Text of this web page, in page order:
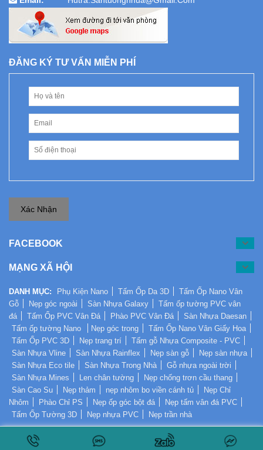
ĐĂNG KÝ TƯ VẤN MIỄN PHÍ
Xác Nhận
FACEBOOK
MẠNG XÃ HỘI
DANH MỤC: Phụ Kiện Nano Tấm Ốp Da 3D
Tấm Ốp Nano Vân
Gỗ
Nẹp góc ngoài Sàn Nhựa Galaxy
Tấm ốp tường PVC vân
đá
Tấm Ốp PVC Vân Đá Phào PVC Vân Đá
Sàn Nhựa Daesan
Tấm ốp tường Nano
Nẹp góc trong
Tấm Ốp Nano Vân Giấy Hoa
Tấm Ốp PVC 3D
Nẹp trang trí
Tấm gỗ Nhựa Composite - PVC
Sàn Nhựa Vline
Sàn Nhựa Rainflex Nẹp sàn gỗ
Nẹp sàn nhựa
Sàn Nhựa Eco tile
Sàn Nhựa Trong Nhà
Gỗ nhựa ngoài trời
Sàn Nhựa Mines
Len chân tường
Nẹp chống trơn cầu thang
Sàn Cao Su
Nẹp thảm nẹp nhôm bo viền cánh tủ
Nẹp Chỉ
Nhôm
Phào Chỉ PS Nẹp ốp góc bột đá
Nẹp tấm vân đá PVC
Tấm Ốp Tường 3D
Nẹp nhựa PVC Nẹp trần nhà
Copyright © 2017 By SÀN TƯỜNG NHỰAAll Rights Reserved.